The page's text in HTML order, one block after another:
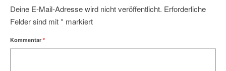
Deine E-Mail-Adresse wird nicht veröffentlicht. Erforderliche
Felder sind mit* markiert
Kommentar *